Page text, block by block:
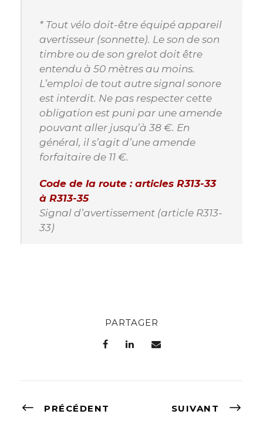
* Tout vélo doit-être équipé appareil
avertisseur (sonnette). Le son de son
timbre ou de son grelot doit être
entendu à 50 mètres au moins.
L’emploi de tout autre signal sonore
est interdit. Ne pas respecter cette
obligation est puni par une amende
pouvant aller jusqu’à 38 €. En
général, il s’agit d’une amende
forfaitaire de 11 €.
Code de la route : articles R313-33
à R313-35
Signal d’avertissement (article R313-
33)
PARTAGER
PRÉCÉDENT SUIVANT